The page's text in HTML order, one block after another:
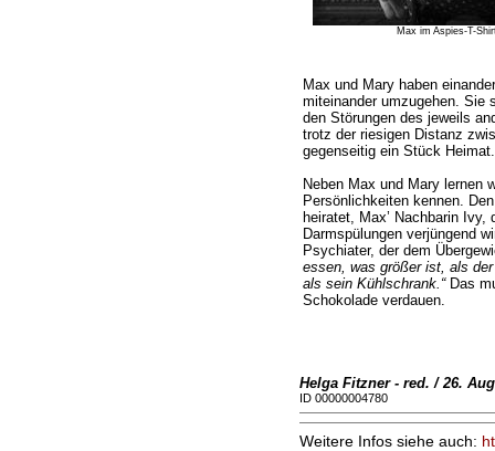
Max im Aspies-T-
Max und Mary haben
miteinander umzugehen. Sie
den Störungen des jeweils
trotz der riesigen Distanz
gegenseitig ein Stück Heimat.
Neben Max und Mary lernen
Persönlichkeiten kennen.
heiratet, Max’ Nachbarin
Darmspülungen verjüngend
Psychiater, der dem
essen, was größer ist, als
als sein Kühlschrank.“Das
Schokolade verdauen.
Helga Fitzner - red. / 26.
ID 00000004780
Weitere Infos siehe auch: